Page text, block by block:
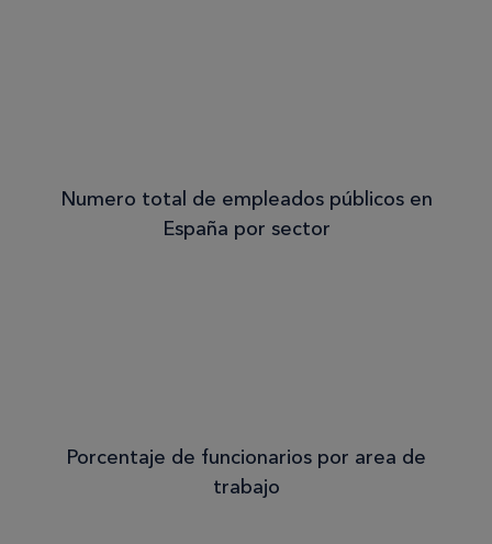
Numero total de empleados públicos en
España por sector
Porcentaje de funcionarios por area de
trabajo